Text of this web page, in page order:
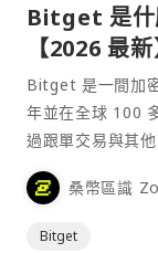
Bitget 是什
【2026 最新
Bitget 是一間加
年並在全球 100
過跟單交易與其
桑幣區識
Bitget